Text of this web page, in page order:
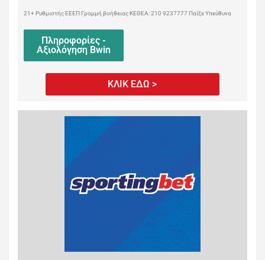
21+ Ρυθμιστής ΕΕΕΠ Γραμμή βοήθειας ΚΕΘΕΑ: 210 9237777 Παίξε Υπεύθυνα
Πληροφορίες -
Αξιολόγηση Bwin
ΚΛΙΚ ΕΔΩ >